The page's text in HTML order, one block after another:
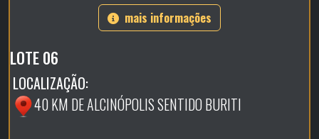
mais informações
LOTE 06
LOCALIZAÇÃO:
40 KM DE ALCINÓPOLIS SENTIDO BURITI